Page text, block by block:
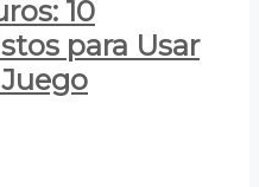
10
para Usar